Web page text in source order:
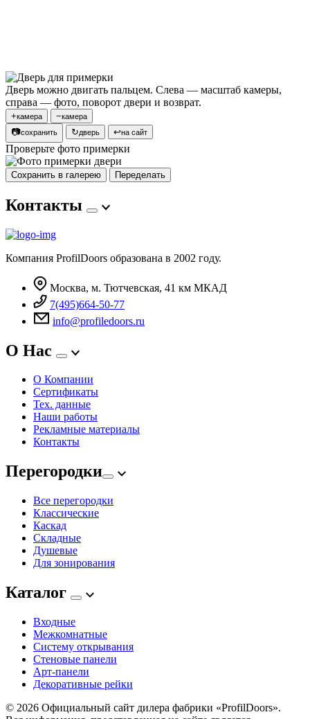
Дверь можно двигать пальцем. Слева — масштаб камеры,
справа — фото, поворот двери и возврат.
+камера −камера
📷сохранить ↻дверь ↩на сайт
Проверьте фото примерки
Сохранить в галерею Переделать
Контакты
Компания ProfilDoors образована в 2002 году.
Москва, м. Тютчевская, 41 км МКАД
7(495)664-50-77
info@profiledoors.ru
О Нас
О Компании
Сертификаты
Тех. данные
Наши работы
Рекламные материалы
Контакты
Перегородки
Все перегородки
Классические
Каскад
Складные
Душевые
Для зонирования
Каталог
Входные
Межкомнатные
Систему открывания
Стеновые панели
Арт-панели
Декоративные рейки
© 2026 Официальный сайт дилера фабрики «ProfilDoors».